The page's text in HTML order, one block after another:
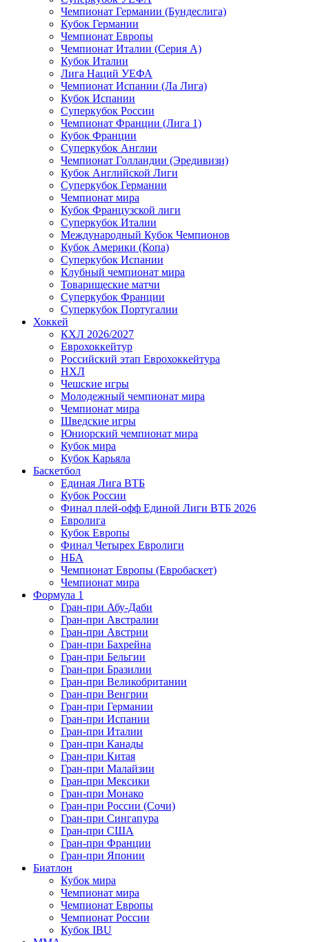
Чемпионат Германии (Бундеслига)
Кубок Германии
Чемпионат Европы
Чемпионат Италии (Серия А)
Кубок Италии
Лига Наций УЕФА
Чемпионат Испании (Ла Лига)
Кубок Испании
Суперкубок России
Чемпионат Франции (Лига 1)
Кубок Франции
Суперкубок Англии
Чемпионат Голландии (Эредивизи)
Кубок Английской Лиги
Суперкубок Германии
Чемпионат мира
Кубок Французской лиги
Суперкубок Италии
Международный Кубок Чемпионов
Кубок Америки (Копа)
Суперкубок Испании
Клубный чемпионат мира
Товарищеские матчи
Суперкубок Франции
Суперкубок Португалии
Хоккей
КХЛ 2026/2027
Еврохоккейтур
Российский этап Еврохоккейтура
НХЛ
Чешские игры
Молодежный чемпионат мира
Чемпионат мира
Шведские игры
Юниорский чемпионат мира
Кубок мира
Кубок Карьяла
Баскетбол
Единая Лига ВТБ
Кубок России
Финал плей-офф Единой Лиги ВТБ 2026
Евролига
Кубок Европы
Финал Четырех Евролиги
НБА
Чемпионат Европы (Евробаскет)
Чемпионат мира
Формула 1
Гран-при Абу-Даби
Гран-при Австралии
Гран-при Австрии
Гран-при Бахрейна
Гран-при Бельгии
Гран-при Бразилии
Гран-при Великобритании
Гран-при Венгрии
Гран-при Германии
Гран-при Испании
Гран-при Италии
Гран-при Канады
Гран-при Китая
Гран-при Малайзии
Гран-при Мексики
Гран-при Монако
Гран-при России (Сочи)
Гран-при Сингапура
Гран-при США
Гран-при Франции
Гран-при Японии
Биатлон
Кубок мира
Чемпионат мира
Чемпионат Европы
Чемпионат России
Кубок IBU